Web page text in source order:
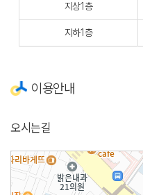
지상1층
지하1층
이용안내
오시는길